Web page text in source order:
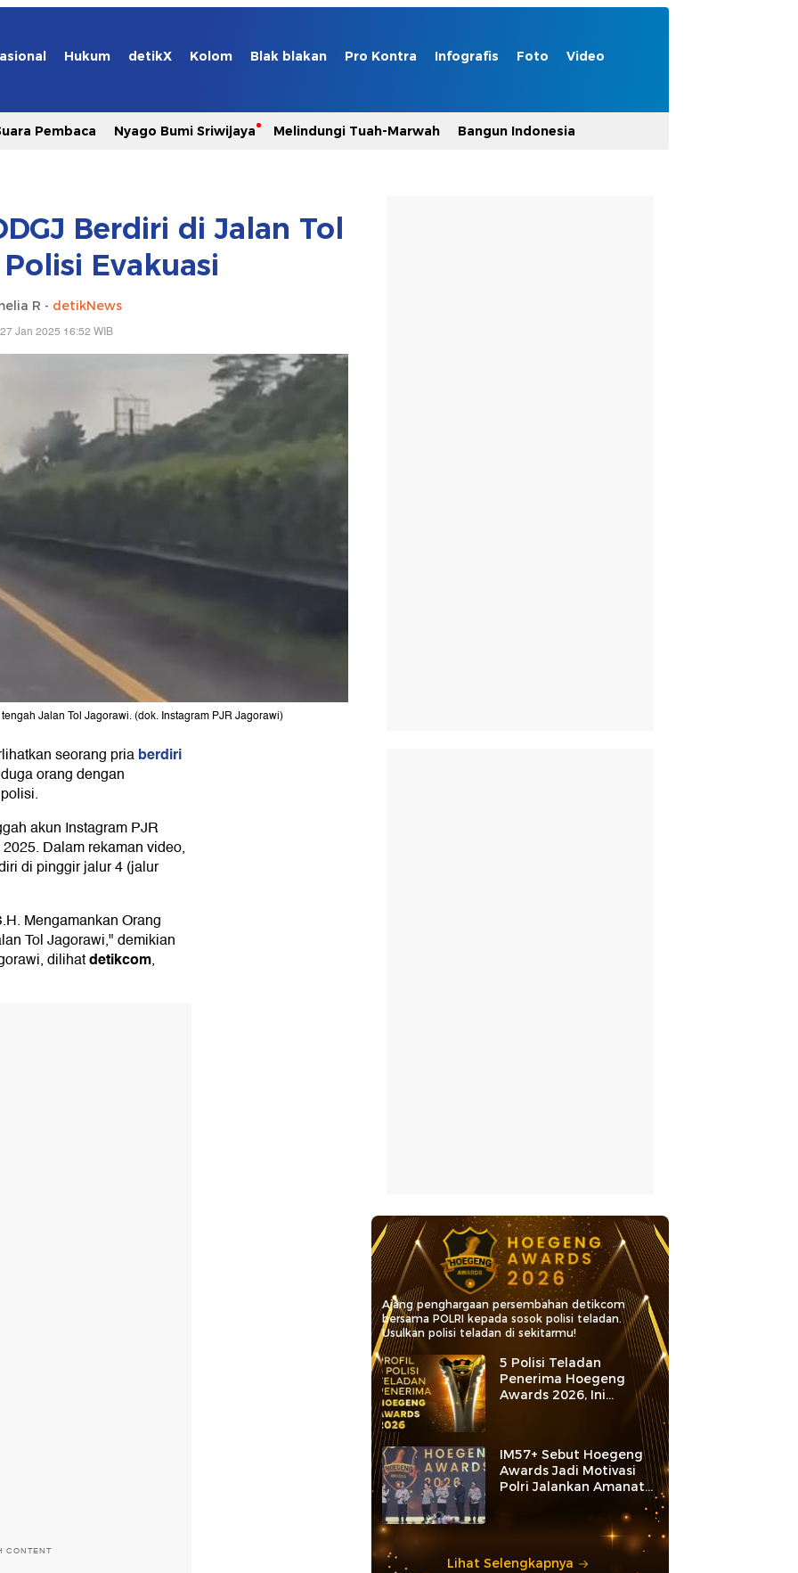
Hukum detikX Kolom Blak blakan Pro Kontra Infografis Foto Video
Pembaca Nyago Bumi Sriwijaya Melindungi Tuah-Marwah Bangun Indonesia
Berdiri di Jalan Tol
Evakuasi
R - detikNews
Jan 2025 16:52 WIB
Jalan Tol Jagorawi. (dok. Instagram PJR Jagorawi)
seorang priaberdiri
orang dengan
akun Instagram PJR
Dalam rekaman video,
di pinggir jalur 4 (jalur
Mengamankan Orang
Tol Jagorawi," demikian
dilihatdetikcom,
CONTENT
Ajang penghargaan persembahan detikcom
bersama POLRI kepada sosok polisi teladan.
Usulkan polisi teladan di sekitarmu!
5 Polisi Teladan
Penerima Hoegeng
Awards 2026, Ini
Kategori dan Kiprahnya
IM57+ Sebut Hoegeng
Awards Jadi Motivasi
Polri Jalankan Amanat
Lihat Selengkapnya